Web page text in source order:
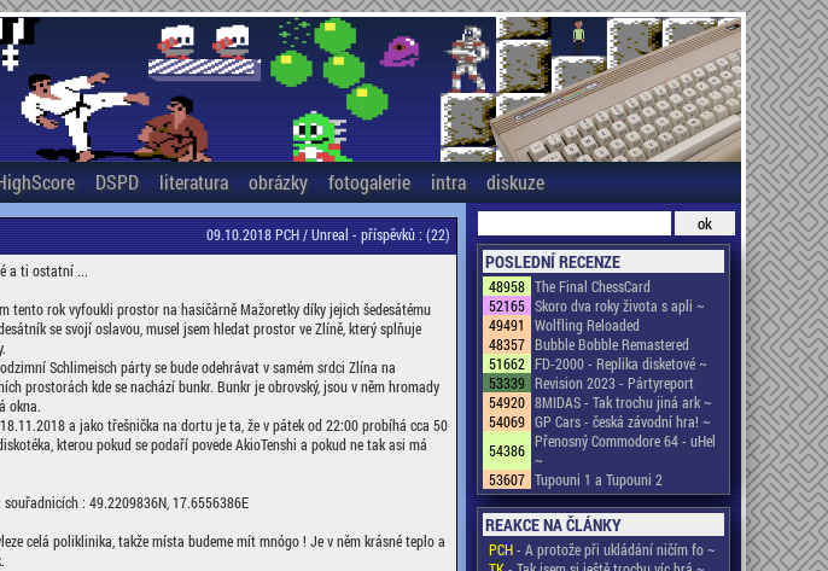
DSPD literatura obrázky fotogalerie intra diskuze
09.10.2018 PCH / Unreal - příspěvků : (22)
a ti ostatní ...
tento rok vyfoukli prostor na hasičárně Mažoretky díky jejich šedesátému
se svojí oslavou, musel jsem hledat prostor ve Zlíně, který splňuje
Schlimeisch párty se bude odehrávat v samém srdci Zlína na
prostorách kde se nachází bunkr. Bunkr je obrovský, jsou v něm hromady
okna.
a jako třešnička na dortu je ta, že v pátek od 22:00 probíhá cca 50
kterou pokud se podaří povede AkioTenshi a pokud ne tak asi má
: 49.2209836N, 17.6556386E
celá poliklinika, takže místa budeme mít mnógo ! Je v něm krásné teplo a
POSLEDNÍ RECENZE
48958 The Final ChessCard
52165 Skoro dva roky života s apli ~
49491
Wolfling Reloaded
48357 Bubble Bobble Remastered
51662 FD-2000 - Replika disketové ~
53339 Revision 2023 - Pártyreport
54920 8MIDAS - Tak trochu jiná ark ~
54069 GP Cars - česká závodní hra! ~
54386 Přenosný Commodore 64 - uHel
~
53607 Tupouni 1 a Tupouni 2
REAKCE NA ČLÁNKY
PCH- A protože při ukládání ničím fo ~